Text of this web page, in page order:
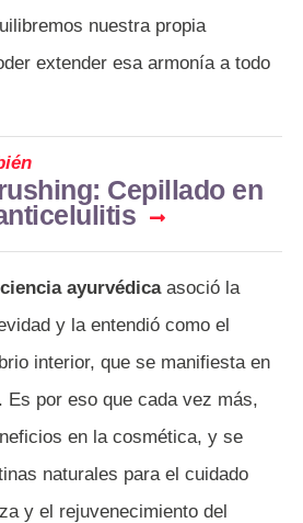
nuestra propia
extender esa armonía a todo
Cepillado en
ayurvédica asoció la
y la entendió como el
interior, que se manifiesta en
Es por eso que cada vez más,
en la cosmética, y se
naturales para el cuidado
y el rejuvenecimiento del